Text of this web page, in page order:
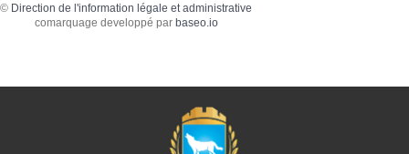
© Direction de l'information légale et administrative
comarquage developpé par baseo.io